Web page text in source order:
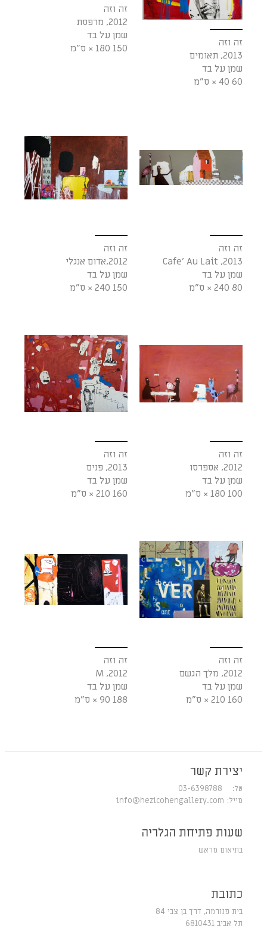
זה וזה
2013, תאומים
שמן על בד
60 40 × ס"מ
זה וזה
2012, מרפסת
שמן על בד
150 180 × ס"מ
זה וזה
2013, Cafe' Au Lait
שמן על בד
80 240 × ס"מ
זה וזה
2012,אדום אנגלי
שמן על בד
150 240 × ס"מ
זה וזה
2012, אספרסו
שמן על בד
100 180 × ס"מ
זה וזה
2013, פנים
שמן על בד
160 210 × ס"מ
זה וזה
2012, מלך הגשם
שמן על בד
160 210 × ס"מ
זה וזה
2012, M
שמן על בד
188 90 × ס"מ
יצירת קשר
טל: 03-6398788
מייל: info@hezicohengallery.com
שעות פתיחת הגלריה
בתיאום מראש
כתובת
בית פנורמה, דרך בן צבי 84
תל אביב 6810431